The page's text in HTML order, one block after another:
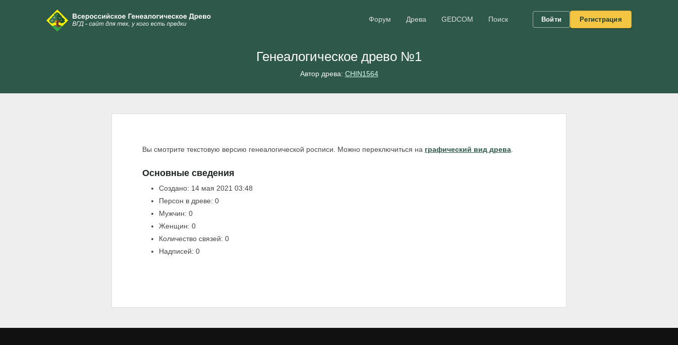
Форум Древа GEDCOM Поиск Войти Регистрация
Генеалогическое древо №1
Автор древа: CHIN1564
Вы смотрите текстовую версию генеалогической росписи. Можно переключиться на графический вид древа
Основные сведения
Создано: 14 мая 2021 03:48
Персон в древе: 0
Мужчин: 0
Женщин: 0
Количество связей: 0
Надписей: 0